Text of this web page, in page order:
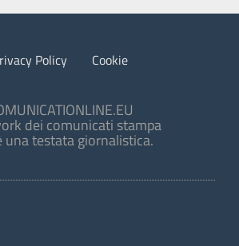
Policy Cookie
dei comunicati stampa
una testata giornalistica.